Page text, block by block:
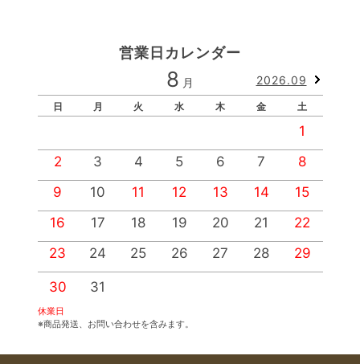
営業日カレンダー
8 月 2026.09
日 月 火 水 木 金 土
1
2
3 4 5 6 7
8
9
10 11 12 13 14
15
16
17 18 19 20 21
22
23
24 25 26 27 28 29
30 31
休業日
※商品発送、お問い合わせを含みます。